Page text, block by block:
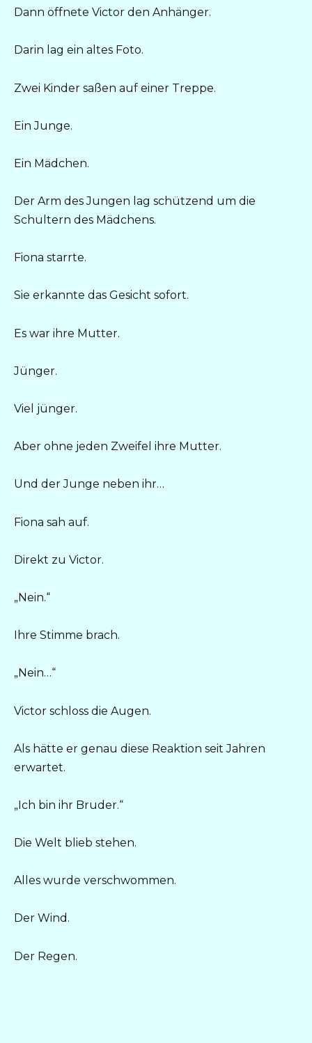
Dann öffnete Victor den Anhänger.
Darin lag ein altes Foto.
Zwei Kinder saßen auf einer Treppe.
Ein Junge.
Ein Mädchen.
Der Arm des Jungen lag schützend um die
Schultern des Mädchens.
Fiona starrte.
Sie erkannte das Gesicht sofort.
Es war ihre Mutter.
Jünger.
Viel jünger.
Aber ohne jeden Zweifel ihre Mutter.
Und der Junge neben ihr…
Fiona sah auf.
Direkt zu Victor.
„Nein.“
Ihre Stimme brach.
„Nein…“
Victor schloss die Augen.
Als hätte er genau diese Reaktion seit Jahren
erwartet.
„Ich bin ihr Bruder.“
Die Welt blieb stehen.
Alles wurde verschwommen.
Der Wind.
Der Regen.